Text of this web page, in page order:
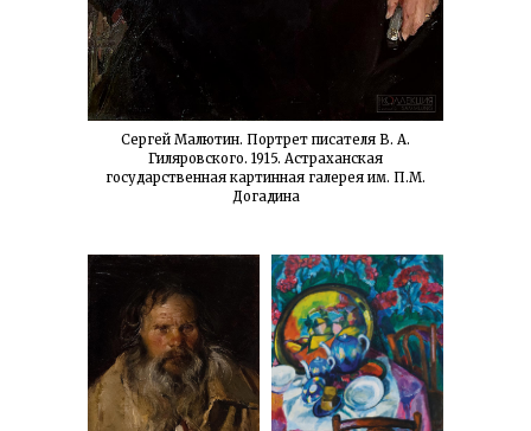
Сергей Малютин. Портрет писателя В. А.
Гиляровского. 1915. Астраханская
государственная картинная галерея им. П.М.
Догадина